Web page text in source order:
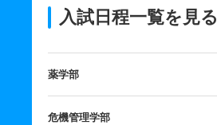
入試日程一覧を見る
薬学部
危機管理学部